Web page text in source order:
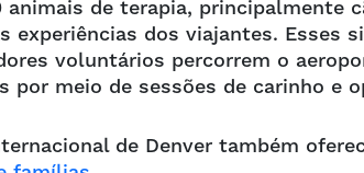
animais de terapia, principalmente
experiências dos viajantes. Esses
voluntários percorrem o
por meio de sessões de carinho e
de Denver também